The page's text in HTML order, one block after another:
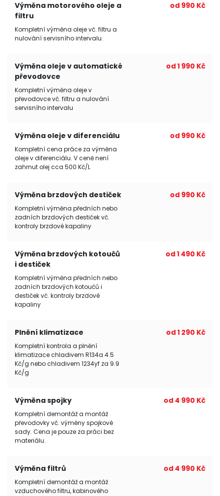
Výměna motorového oleje a
filtru
Kompletní výměna oleje vč. filtru a
nulování servisního intervalu.
od 990 Kč
Výměna oleje v automatické
převodovce
Kompletní výměna oleje v
převodovce vč. filtru a nulování
servisního intervalu
od 1 990 Kč
Výměna oleje v diferenciálu
Kompletní cena práce za výměna
oleje v diferenciálu. V ceně není
zahrnut olej cca 500 Kč/L
od 990 Kč
Výměna brzdových destiček
Kompletní výměna předních nebo
zadních brzdových destiček vč.
kontroly brzdové kapaliny
od 990 Kč
Výměna brzdových kotoučů
i destiček
Kompletní výměna předních nebo
zadních brzdových kotoučů i
destiček vč. kontroly brzdové
kapaliny
od 1 490 Kč
Plnění klimatizace
Kompletní kontrola a plnění
klimatizace chladivem R134a 4.5
Kč/g nebo chladivem 1234yf za 9.9
Kč/g
od 1 290 Kč
Výměna spojky
Kompletní demontáž a montáž
převodovky vč. výměny spojkové
sady. Cena je pouze za práci bez
materiálu.
od 4 990 Kč
Výměna filtrů
Kompletní demontáž a montáž
vzduchového filtru, kabinového
od 4 990 Kč